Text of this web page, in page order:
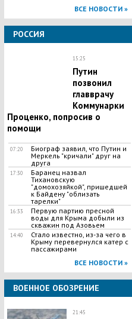
ВСЕ НОВОСТИ »
РОССИЯ
15:25
Путин
позвонил
главврачу
Коммунарки
Проценко, попросив о
помощи
07:20
Биограф заявил, что Путин и
Меркель "кричали" друг на
друга
17:30
Баранец назвал
Тихановскую
"домохозяйкой", пришедшей
к Байдену "облизать
тарелки"
16:33
Первую партию пресной
воды для Крыма добыли из
скважин под Азовьем
14:40
Стало известно, из-за чего в
Крыму перевернулся катер с
пассажирами
ВСЕ НОВОСТИ »
ВОЕННОЕ ОБОЗРЕНИЕ
21:45